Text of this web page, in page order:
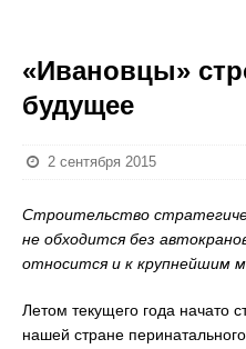
«Ивановцы»
будущее
2 сентября 2015
Строительство
не обходится без
относится и к крупнейшим
Летом текущего года начато
нашей стране